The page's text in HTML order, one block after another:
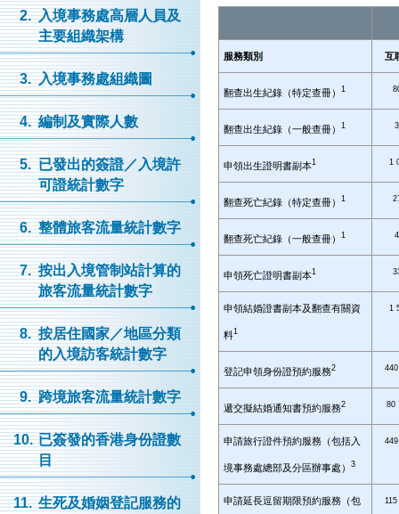
2. 入境事務處高層人員及
主要組織架構
3. 入境事務處組織圖
4. 編制及實際人數
5. 已發出的簽證／入境許
可證統計數字
6. 整體旅客流量統計數字
7. 按出入境管制站計算的
旅客流量統計數字
8. 按居住國家／地區分類
的入境訪客統計數字
9. 跨境旅客流量統計數字
10. 已簽發的香港身份證數
目
11. 生死及婚姻登記服務的
服務類別 互
翻查出生紀錄（特定查冊） 1
翻查出生紀錄（一般查冊） 1
申領出生證明書副本1 1
翻查死亡紀錄（特定查冊） 1
翻查死亡紀錄（一般查冊） 1
申領死亡證明書副本1
申領結婚證書副本及翻查有關資
料1
1
登記申領身份證預約服務2
遞交擬結婚通知書預約服務2 80
申請旅行證件預約服務（包括入
境事務處總部及分區辦事處） 3
申請延長逗留期限預約服務（包